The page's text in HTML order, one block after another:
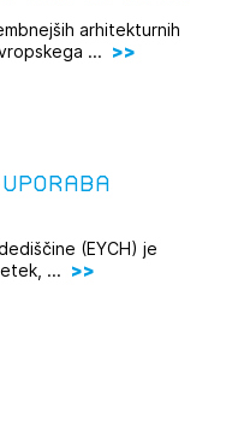
arhitekturnih
...
(EYCH) je
...